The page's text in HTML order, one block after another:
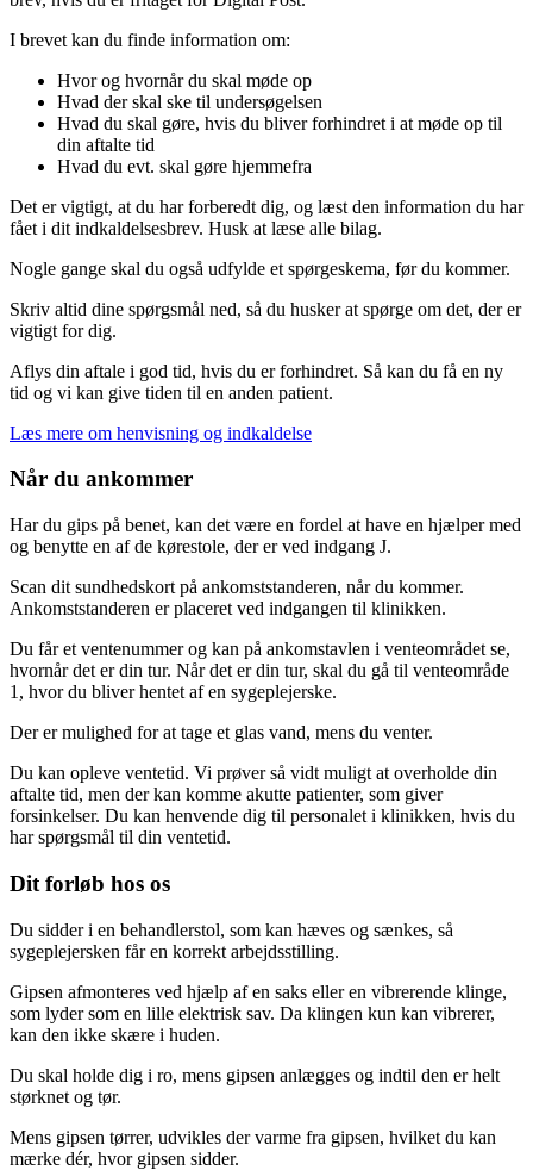
I brevet kan du finde information om:
Hvor og hvornår du skal møde op
Hvad der skal ske til undersøgelsen
Hvad du skal gøre, hvis du bliver forhindret i at møde op til
din aftalte tid
Hvad du evt. skal gøre hjemmefra
Det er vigtigt, at du har forberedt dig, og læst den information du har
fået i dit indkaldelsesbrev. Husk at læse alle bilag.
Nogle gange skal du også udfylde et spørgeskema, før du kommer.
Skriv altid dine spørgsmål ned, så du husker at spørge om det, der er
vigtigt for dig.
Aflys din aftale i god tid, hvis du er forhindret. Så kan du få en ny
tid og vi kan give tiden til en anden patient.
Læs mere om henvisning og indkaldelse
Når du ankommer
Har du gips på benet, kan det være en fordel at have en hjælper med
og benytte en af de kørestole, der er ved indgang J.
Scan dit sundhedskort på ankomststanderen, når du kommer.
Ankomststanderen er placeret ved indgangen til klinikken.
Du får et ventenummer og kan på ankomstavlen i venteområdet se,
hvornår det er din tur. Når det er din tur, skal du gå til venteområde
1, hvor du bliver hentet af en sygeplejerske.
Der er mulighed for at tage et glas vand, mens du venter.
Du kan opleve ventetid. Vi prøver så vidt muligt at overholde din
aftalte tid, men der kan komme akutte patienter, som giver
forsinkelser. Du kan henvende dig til personalet i klinikken, hvis du
har spørgsmål til din ventetid.
Dit forløb hos os
Du sidder i en behandlerstol, som kan hæves og sænkes, så
sygeplejersken får en korrekt arbejdsstilling.
Gipsen afmonteres ved hjælp af en saks eller en vibrerende klinge,
som lyder som en lille elektrisk sav. Da klingen kun kan vibrerer,
kan den ikke skære i huden.
Du skal holde dig i ro, mens gipsen anlægges og indtil den er helt
størknet og tør.
Mens gipsen tørrer, udvikles der varme fra gipsen, hvilket du kan
mærke dér, hvor gipsen sidder.